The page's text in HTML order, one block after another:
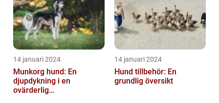
14 januari 2024
Munkorg hund: En
djupdykning i en
ovärderlig
14 januari 2024
Hund tillbehör: En
grundlig översikt